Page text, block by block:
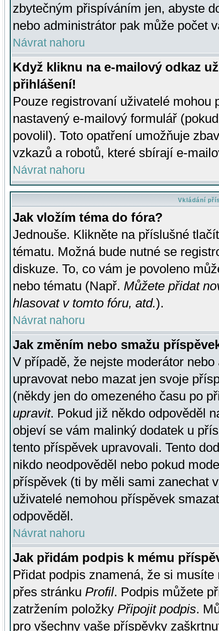
zbytečným přispíváním jen, abyste
nebo administrátor pak může počet
Návrat nahoru
Když kliknu na e-mailový odkaz
přihlášení!
Pouze registrovaní uživatelé mohou
nastavený e-mailový formulář
povolil). Toto opatření umožňuje
vzkazů a robotů, které sbírají e-
Návrat nahoru
Vkládání
Jak vložím téma do fóra?
Jednouše. Klikněte na příslušné
tématu. Možná bude nutné se
diskuze. To, co vám je povoleno
nebo tématu (Např. Můžete přidat
hlasovat v tomto fóru, atd.).
Návrat nahoru
Jak změním nebo smažu
V případě, že nejste moderátor
upravovat nebo mazat jen svoje
(někdy jen do omezeného času po
upravit. Pokud již někdo odpověděl
objeví se vám malinký dodatek u
tento příspěvek upravovali. Tento
nikdo neodpověděl nebo pokud
příspěvek (ti by měli sami zanechat
uživatelé nemohou příspěvek
odpověděl.
Návrat nahoru
Jak přidám podpis k mému
Přidat podpis znamená, že si
přes stránku Profil. Podpis můžete
zatržením položky Připojit podpis.
pro všechny vaše příspěvky